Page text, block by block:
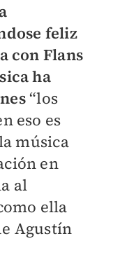
feliz
con Flans
ha
“los
eso es
música
en
al
ella
Agustín